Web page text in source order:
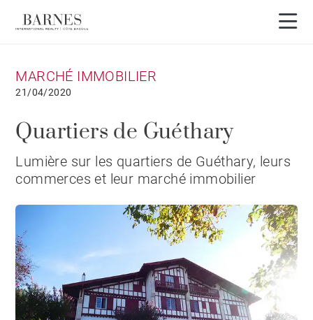
MARCHÉ IMMOBILIER
21/04/2020
Quartiers de Guéthary
Lumière sur les quartiers de Guéthary, leurs
commerces et leur marché immobilier